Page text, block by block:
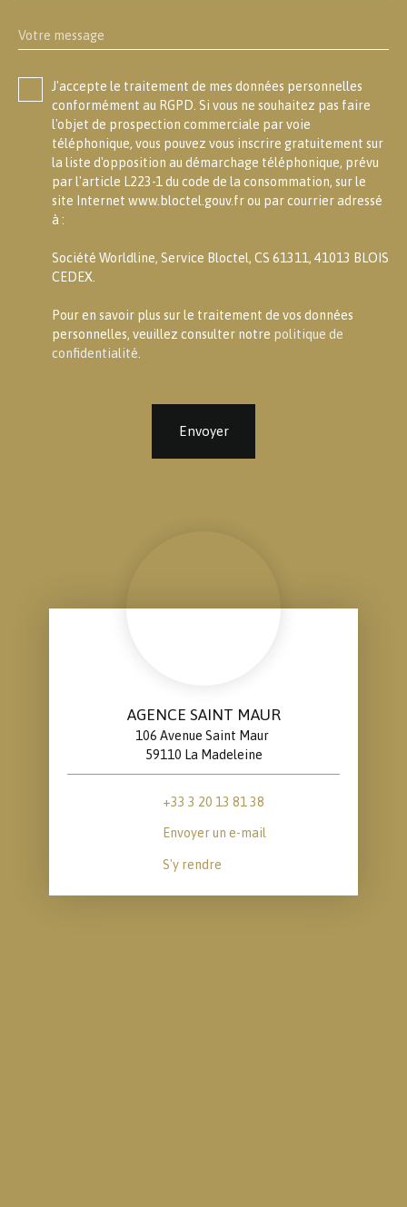
Votre message
J'accepte le traitement de mes données personnelles
conformément au RGPD. Si vous ne souhaitez pas faire
l'objet de prospection commerciale par voie
téléphonique, vous pouvez vous inscrire gratuitement sur
la liste d'opposition au démarchage téléphonique, prévu
par l'article L223-1 du code de la consommation, sur le
site Internet www.bloctel.gouv.fr ou par courrier adressé
à :
Société Worldline, Service Bloctel, CS 61311, 41013 BLOIS
CEDEX.
Pour en savoir plus sur le traitement de vos données
personnelles, veuillez consulter notre politique de
confidentialité
Envoyer
AGENCE SAINT MAUR
106 Avenue Saint Maur
59110 La Madeleine
+33 3 20 13 81 38
Envoyer un e-mail
S'y rendre